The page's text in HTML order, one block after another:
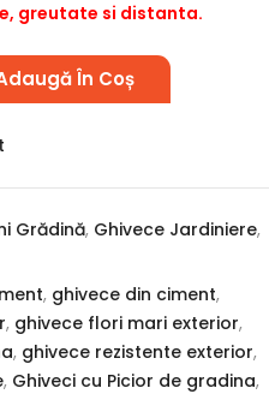
greutate si distanta.
În Coș
Grădină, Ghivece Jardiniere,
, ghivece din ciment,
, ghivece flori mari exterior,
, ghivece rezistente exterior,
, Ghiveci cu Picior de gradina,